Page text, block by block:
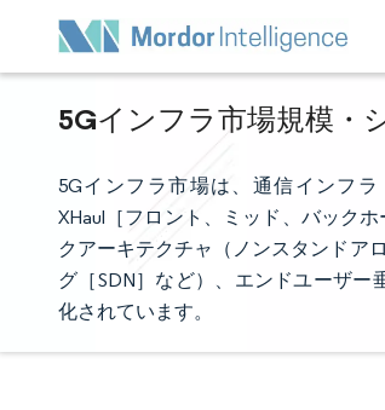
5Gインフラ市場規模・
5Gインフラ市場は、通信インフ
XHaul［フロント、ミッド、バック
クアーキテクチャ（ノンスタンドア
グ［SDN］など）、エンドユーザ
化されています。